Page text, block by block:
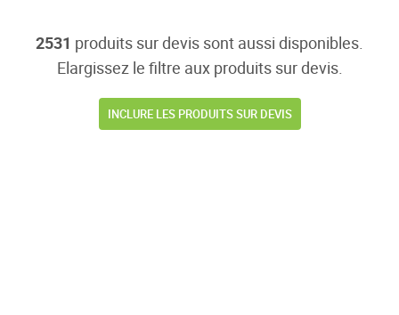
2531 produits sur devis sont aussi disponibles.
Elargissez le filtre aux produits sur devis.
INCLURE LES PRODUITS SUR DEVIS